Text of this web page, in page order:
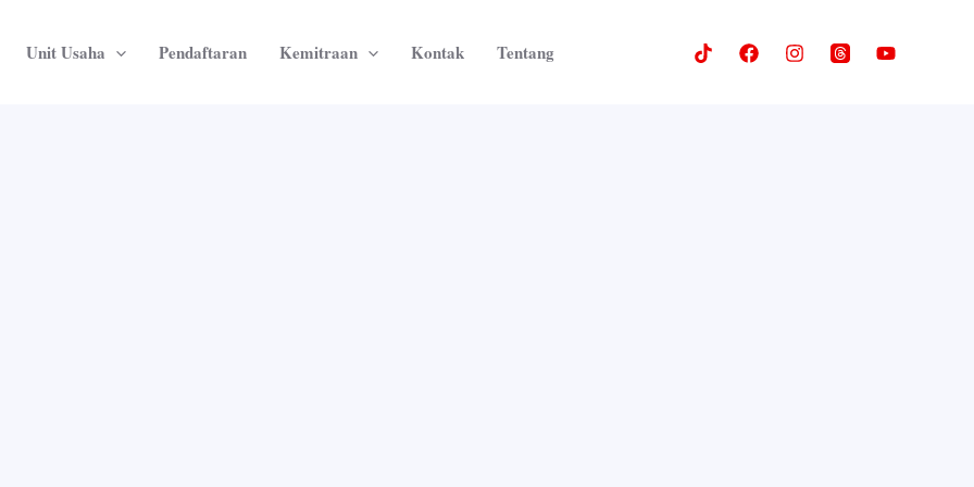
Unit Usaha Pendaftaran Kemitraan Kontak Tentang